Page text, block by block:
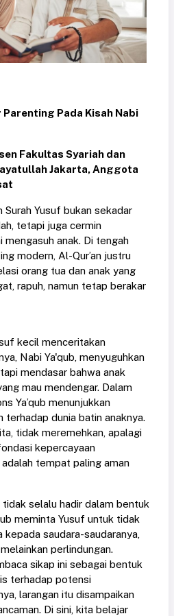
Pada Kisah Nabi
Fakultas Syariah dan
Jakarta, Anggota
Surah Yusuf bukan sekadar
tetapi juga cermin
anak. Di tengah
modern, Al-Qur’an justru
orang tua dan anak yang
rapuh, namun tetap berakar
kecil menceritakan
Nabi Ya'qub, menyuguhkan
mendasar bahwa anak
mau mendengar. Dalam
Ya’qub menunjukkan
terhadap dunia batin anaknya.
tidak meremehkan, apalagi
kepercayaan
tempat paling aman
selalu hadir dalam bentuk
meminta Yusuf untuk tidak
saudara-saudaranya,
perlindungan.
sikap ini sebagai bentuk
terhadap potensi
larangan itu disampaikan
Di sini, kita belajar